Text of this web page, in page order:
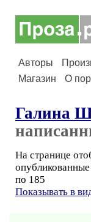
Авторы
Магазин
О
Галина
На странице
по 185
Показывать в